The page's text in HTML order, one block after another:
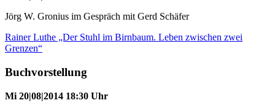
Jörg W. Gronius im Gespräch mit Gerd Schäfer
Rainer Luthe „Der Stuhl im Birnbaum. Leben zwischen zwei
Grenzen“
Buchvorstellung
Mi 20|08|2014 18:30 Uhr